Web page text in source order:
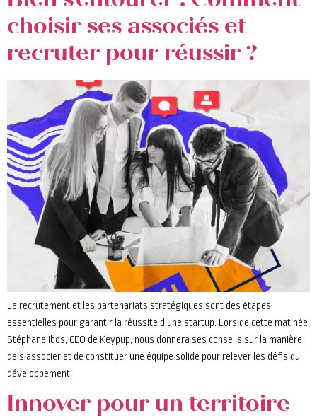
choisir ses associés et
recruter pour réussir ?
Le recrutement et les partenariats stratégiques sont des étapes
essentielles pour garantir la réussite d’une startup. Lors de cette matinée,
Stéphane Ibos, CEO de Keypup, nous donnera ses conseils sur la manière
de s’associer et de constituer une équipe solide pour relever les défis du
développement.
Innover pour un territoire